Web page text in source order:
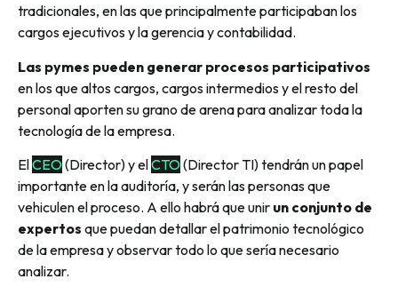
tradicionales, en las que principalmente participaban los
cargos ejecutivos y la gerencia y contabilidad.
Las pymes pueden generar procesos participativos
en los que altos cargos, cargos intermedios y el resto del
personal aporten su grano de arena para analizar toda la
tecnología de la empresa.
ElCEO(Director) y elCTO(Director TI) tendrán un papel
importante en la auditoría, y serán las personas que
vehiculen el proceso. A ello habrá que unir un conjunto de
expertos que puedan detallar el patrimonio tecnológico
de la empresa y observar todo lo que sería necesario
analizar.